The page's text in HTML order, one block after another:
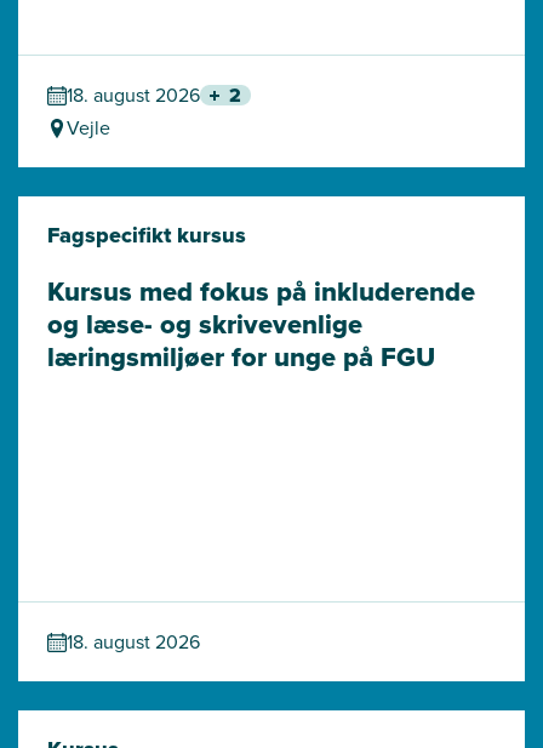
18. august 2026 2
Vejle
Fagspecifikt kursus
Kursus med fokus på inkluderende
og læse- og skrivevenlige
læringsmiljøer for unge på FGU
18. august 2026